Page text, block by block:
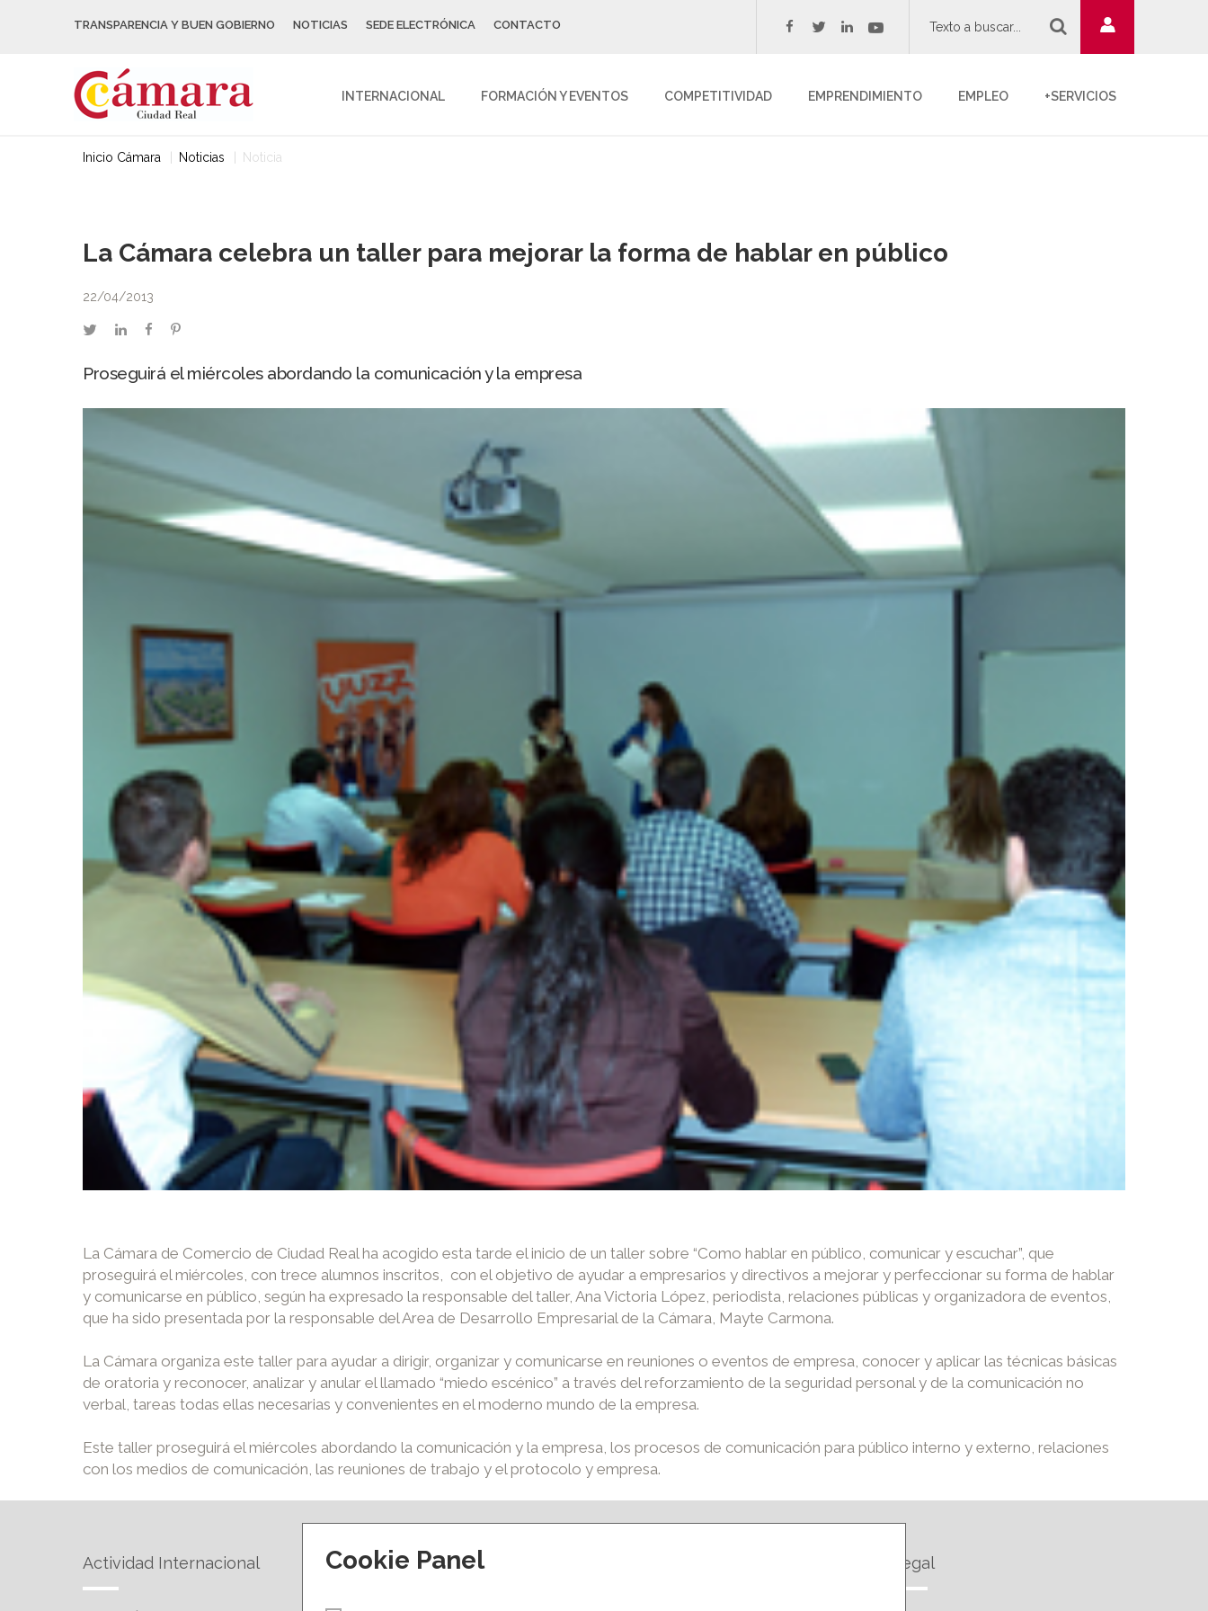
TRANSPARENCIA Y BUEN GOBIERNO NOTICIAS SEDE ELECTRÓNICA CONTACTO facebook
twitterlinkedinyoutube
INTERNACIONAL FORMACIÓN Y EVENTOS COMPETITIVIDAD EMPRENDIMIENTO EMPLEO +SERVICIOS
Inicio Cámara Noticias Noticia
La Cámara celebra un taller para mejorar la forma de hablar en público
22/04/2013
twitterlinkedinfacebookpinterest
Proseguirá el miércoles abordando la comunicación y la empresa
La Cámara de Comercio de Ciudad Real ha acogido esta tarde el inicio de un taller sobre “Como hablar en público, comunicar y escuchar”, que
proseguirá el miércoles, con trece alumnos inscritos, con el objetivo de ayudar a empresarios y directivos a mejorar y perfeccionar su forma de hablar
y comunicarse en público, según ha expresado la responsable del taller, Ana Victoria López, periodista, relaciones públicas y organizadora de eventos,
que ha sido presentada por la responsable del Area de Desarrollo Empresarial de la Cámara, Mayte Carmona.
La Cámara organiza este taller para ayudar a dirigir, organizar y comunicarse en reuniones o eventos de empresa, conocer y aplicar las técnicas básicas
de oratoria y reconocer, analizar y anular el llamado “miedo escénico” a través del reforzamiento de la seguridad personal y de la comunicación no
verbal, tareas todas ellas necesarias y convenientes en el moderno mundo de la empresa.
Este taller proseguirá el miércoles abordando la comunicación y la empresa, los procesos de comunicación para público interno y externo, relaciones
con los medios de comunicación, las reuniones de trabajo y el protocolo y empresa.
Actividad Internacional Formación y eventos Legal
Cookie Panel